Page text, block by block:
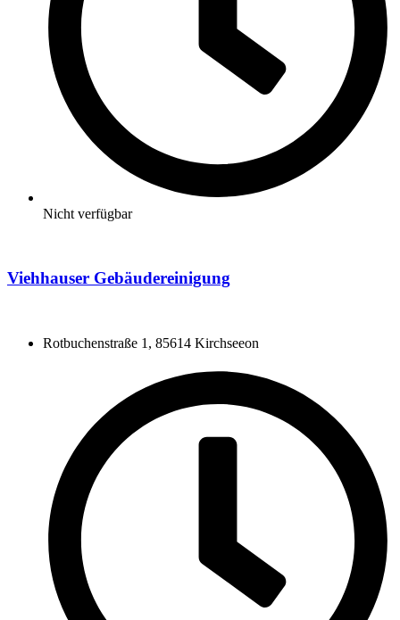
Nicht verfügbar
Viehhauser Gebäudereinigung
Rotbuchenstraße 1, 85614 Kirchseeon